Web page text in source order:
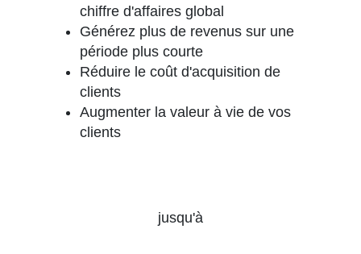
chiffre d'affaires global
Générez plus de revenus sur une
période plus courte
Réduire le coût d'acquisition de
clients
Augmenter la valeur à vie de vos
clients
jusqu'à